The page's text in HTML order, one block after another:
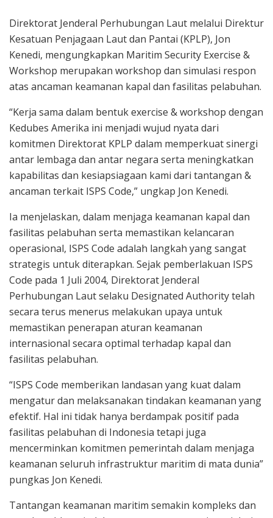
Direktorat Jenderal Perhubungan Laut melalui Direktur
Kesatuan Penjagaan Laut dan Pantai (KPLP), Jon
Kenedi, mengungkapkan Maritim Security Exercise &
Workshop merupakan workshop dan simulasi respon
atas ancaman keamanan kapal dan fasilitas pelabuhan.
“Kerja sama dalam bentuk exercise & workshop dengan
Kedubes Amerika ini menjadi wujud nyata dari
komitmen Direktorat KPLP dalam memperkuat sinergi
antar lembaga dan antar negara serta meningkatkan
kapabilitas dan kesiapsiagaan kami dari tantangan &
ancaman terkait ISPS Code,” ungkap Jon Kenedi.
Ia menjelaskan, dalam menjaga keamanan kapal dan
fasilitas pelabuhan serta memastikan kelancaran
operasional, ISPS Code adalah langkah yang sangat
strategis untuk diterapkan. Sejak pemberlakuan ISPS
Code pada 1 Juli 2004, Direktorat Jenderal
Perhubungan Laut selaku Designated Authority telah
secara terus menerus melakukan upaya untuk
memastikan penerapan aturan keamanan
internasional secara optimal terhadap kapal dan
fasilitas pelabuhan.
“ISPS Code memberikan landasan yang kuat dalam
mengatur dan melaksanakan tindakan keamanan yang
efektif. Hal ini tidak hanya berdampak positif pada
fasilitas pelabuhan di Indonesia tetapi juga
mencerminkan komitmen pemerintah dalam menjaga
keamanan seluruh infrastruktur maritim di mata dunia”
pungkas Jon Kenedi.
Tantangan keamanan maritim semakin kompleks dan